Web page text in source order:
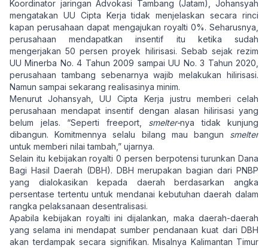
Koordinator jaringan Advokasi Tambang (Jatam), Johansyah
mengatakan UU Cipta Kerja tidak menjelaskan secara rinci
kapan perusahaan dapat mengajukan royalti 0%. Seharusnya,
perusahaan mendapatkan insentif itu ketika sudah
mengerjakan 50 persen proyek hilirisasi. Sebab sejak rezim
UU Minerba No. 4 Tahun 2009 sampai UU No. 3 Tahun 2020,
perusahaan tambang sebenarnya wajib melakukan hilirisasi.
Namun sampai sekarang realisasinya minim.
Menurut Johansyah, UU Cipta Kerja justru memberi celah
perusahaan mendapat insentif dengan alasan hilirisasi yang
belum jelas. “Seperti freeport, smelter-nya tidak kunjung
dibangun. Komitmennya selalu bilang mau bangun smelter
untuk memberi nilai tambah,” ujarnya.
Selain itu kebijakan royalti 0 persen berpotensi turunkan Dana
Bagi Hasil Daerah (DBH). DBH merupakan bagian dari PNBP
yang dialokasikan kepada daerah berdasarkan angka
persentase tertentu untuk mendanai kebutuhan daerah dalam
rangka pelaksanaan desentralisasi.
Apabila kebijakan royalti ini dijalankan, maka daerah-daerah
yang selama ini mendapat sumber pendanaan kuat dari DBH
akan terdampak secara signifikan. Misalnya Kalimantan Timur